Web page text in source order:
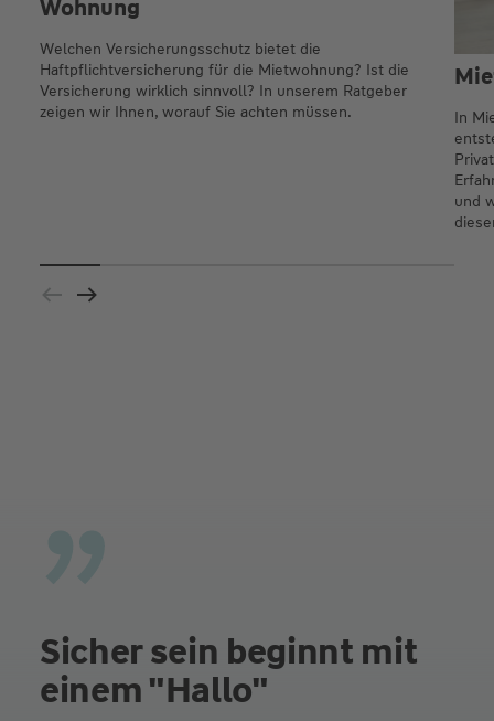
Wohnung
Welchen Versicherungsschutz bietet die
Haftpflichtversicherung für die Mietwohnung? Ist die
Versicherung wirklich sinnvoll? In unserem Ratgeber
zeigen wir Ihnen, worauf Sie achten müssen.
In
und
Sicher sein beginnt mit
einem "Hallo"